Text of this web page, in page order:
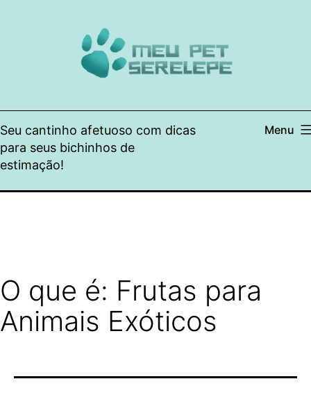
Seu cantinho afetuoso com dicas
para seus bichinhos de
estimação!
Menu
O que é: Frutas para
Animais Exóticos